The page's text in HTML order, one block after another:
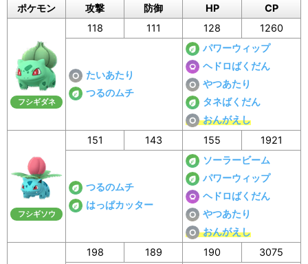
ポケモン 攻撃 防御 HP CP
フシギダネ
118 111 128 1260
たいあたり
つるのムチ
パワーウィップ
ヘドロばくだん
やつあたり
タネばくだん
おんがえし
フシギソウ
151 143 155 1921
つるのムチ
はっぱカッター
ソーラービーム
パワーウィップ
ヘドロばくだん
やつあたり
おんがえし
198 189 190 3075